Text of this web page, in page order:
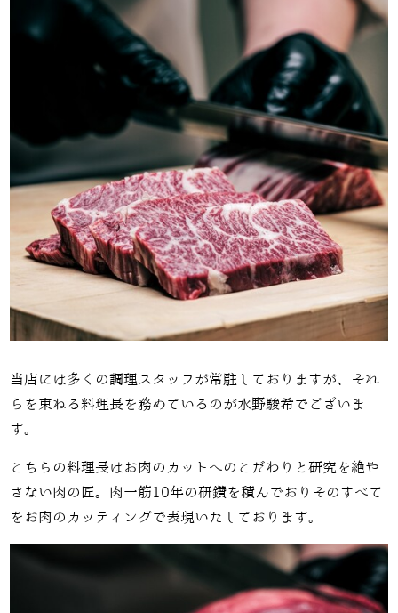
当店には多くの調理スタッフが常駐しておりますが、それ
らを束ねる料理長を務めているのが水野駿希でございま
す。
こちらの料理長はお肉のカットへのこだわりと研究を絶や
さない肉の匠。肉一筋10年の研鑽を積んでおりそのすべて
をお肉のカッティングで表現いたしております。